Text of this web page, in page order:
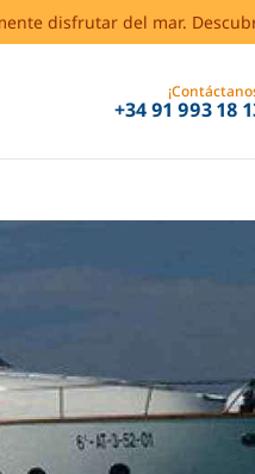
disfrutar del mar.
+34 91 993 18